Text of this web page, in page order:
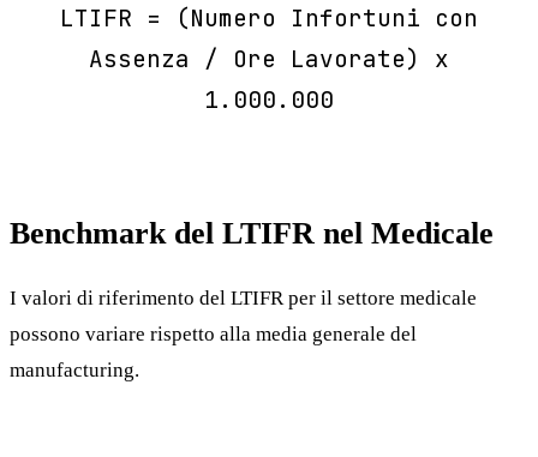
LTIFR = (Numero Infortuni con
Assenza / Ore Lavorate) x
1.000.000
Benchmark del LTIFR nel Medicale
I valori di riferimento del LTIFR per il settore medicale
possono variare rispetto alla media generale del
manufacturing.